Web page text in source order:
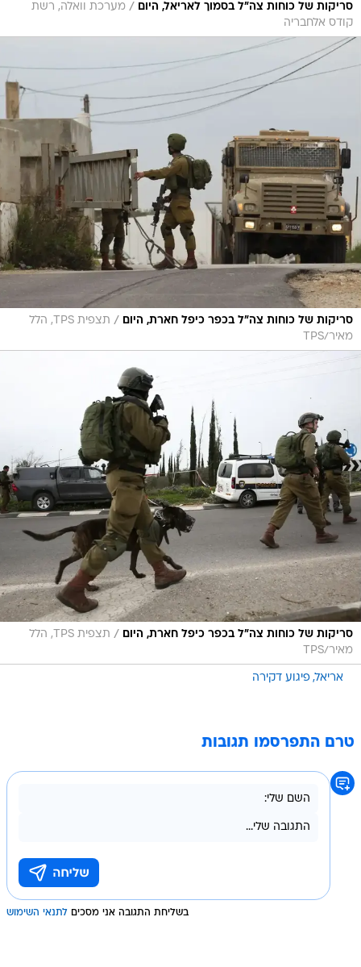
סריקות של כוחות צה"ל בסמוך לאריאל, היום / מערכת וואלה, רשת
קודס אלחבריה
סריקות של כוחות צה"ל בכפר כיפל חארת, היום /
תצפית TPS, הלל
מאיר/TPS
סריקות של כוחות צה"ל בכפר כיפל חארת, היום /
תצפית TPS, הלל
מאיר/TPS
אריאל פיגוע דקירה
טרם התפרסמו תגובות
בשליחת התגובה אני מסכים לתנאי השימוש